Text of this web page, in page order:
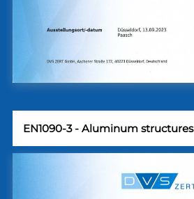
EN1090-3 - Aluminum structures